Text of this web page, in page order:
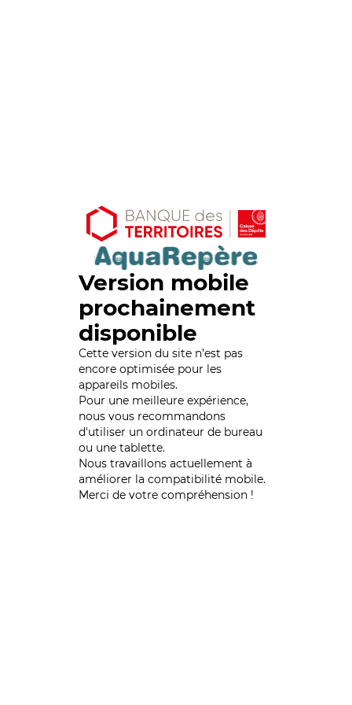
Version mobile
prochainement
disponible
Cette version du site n’est pas
encore optimisée pour les
appareils mobiles.
Pour une meilleure expérience,
nous vous recommandons
d'utiliser un ordinateur de bureau
ou une tablette.
Nous travaillons actuellement à
améliorer la compatibilité mobile.
Merci de votre compréhension !